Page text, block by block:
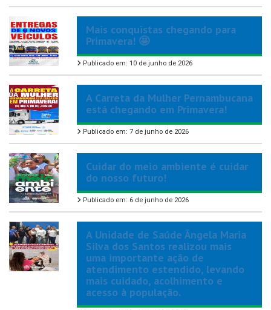
Mais conquistas chegando para
Primavera! 🤩
Publicado em: 10 de junho de 2026
A Carreta da Mulher Pernambucana
está chegando em Primavera!
Publicado em: 7 de junho de 2026
Cuidar do meio ambiente é cuidar
do nosso futuro!
Publicado em: 6 de junho de 2026
A Unidade de Saúde Ângela Maria
Silva dos Santos realizou mais
uma importante ação de
atendimento estendido, levando
mais cuidado, acolhimento e
acesso à população.